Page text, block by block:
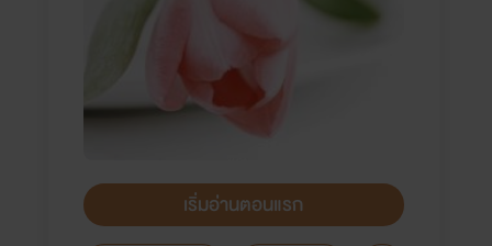
เริ่มอ่านตอนแรก